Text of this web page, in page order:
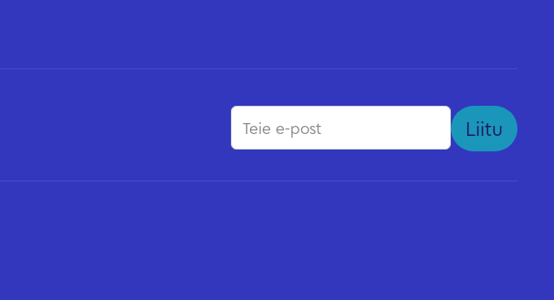
Liitu